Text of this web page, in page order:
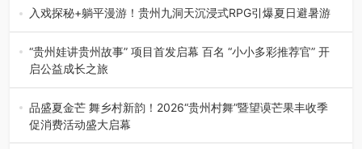
工、商业商场经营，还是举办各…
入戏探秘+躺平漫游！贵州九洞天沉浸式RPG引爆夏日避暑游
入伏后的贵州，清凉依旧。而在毕节深处的九洞天景区，贵
州首个水上喀斯特沉浸式RPG…
“贵州娃讲贵州故事” 项目首发启幕 百名 “小小多彩推荐官” 开
启公益成长之旅
近日，由贵州教育出版社、阅美黔途阅见中国全国阅读行动
网络贵州站，遵义融媒体传媒集…
品盛夏金芒 舞乡村新韵！2026“贵州村舞”暨望谟芒果丰收季
促消费活动盛大启幕
盛夏瑶乡，金芒盈野，歌舞飞扬。7月22日，2026“贵州村